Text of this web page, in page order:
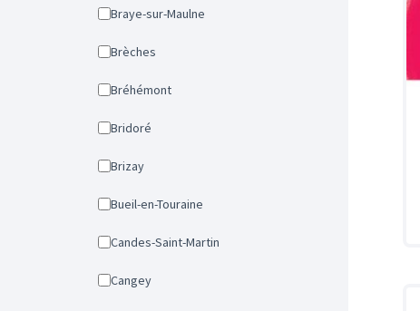
Braye-sur-Maulne
Brèches
Bréhémont
Bridoré
Brizay
Bueil-en-Touraine
Candes-Saint-Martin
Cangey